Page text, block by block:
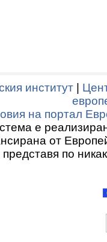
институт
на портал
е
от
по